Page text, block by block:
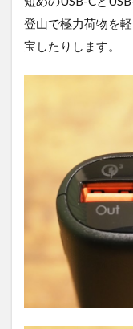
登山で極力荷物を
宝したりします。